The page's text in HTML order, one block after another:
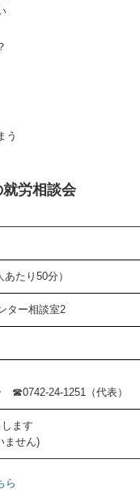
う
労相談会
たり50分）
ター相談室2
☎0742-24-1251（代表）
ます
ません)
ら